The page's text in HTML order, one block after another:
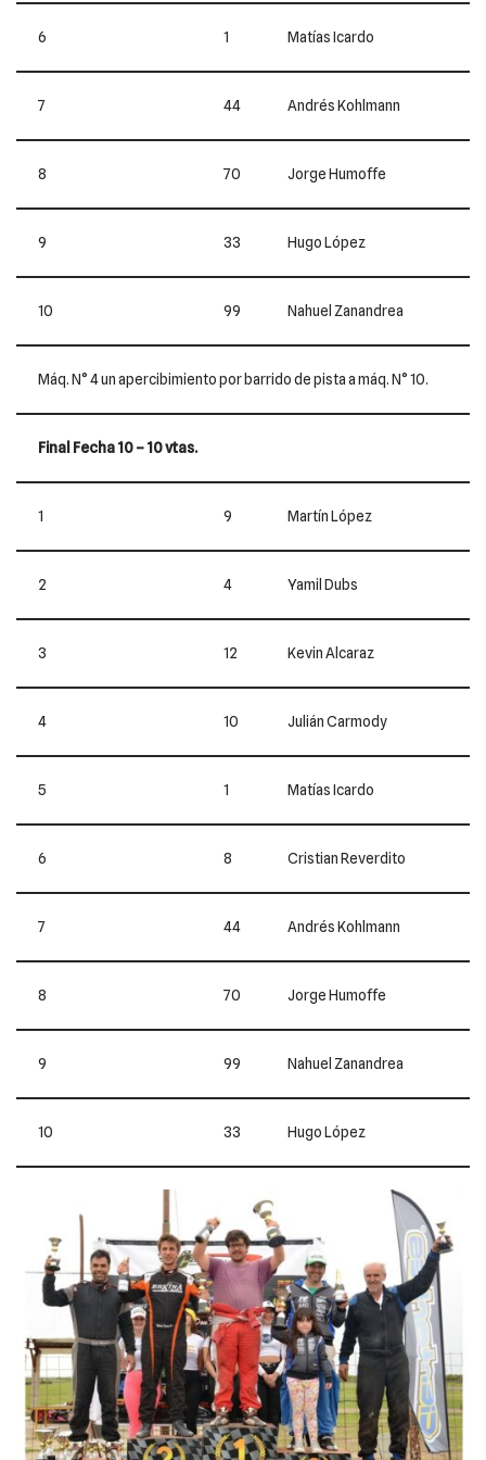
6 1 Matías Icardo
7 44 Andrés Kohlmann
8 70 Jorge Humoffe
9 33 Hugo López
10 99 Nahuel Zanandrea
Máq. N° 4 un apercibimiento por barrido de pista a máq. N° 10.
Final Fecha 10 – 10 vtas.
1 9 Martín López
2 4 Yamil Dubs
3 12 Kevin Alcaraz
4 10 Julián Carmody
5 1 Matías Icardo
6 8 Cristian Reverdito
7 44 Andrés Kohlmann
8 70 Jorge Humoffe
9 99 Nahuel Zanandrea
10 33 Hugo López